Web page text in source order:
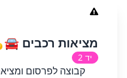
מציאות רכבים
יד 2
קבוצה לפרסום